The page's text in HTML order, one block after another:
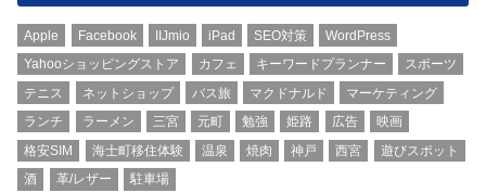
Apple Facebook IIJmio iPad SEO対策
WordPress
Yahooショッピングストア
カフェ キーワードプランナー
スポーツ
テニス
ネットショップ バス旅 マクドナルド
マーケティング
ランチ
ラーメン 三宮 元町 勉強 姫路 広告
映画
格安SIM
海士町移住体験 温泉 焼肉 神戸 西宮
遊びスポット
酒
革/レザー 駐車場